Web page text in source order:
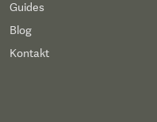
Guides
Blog
Kontakt